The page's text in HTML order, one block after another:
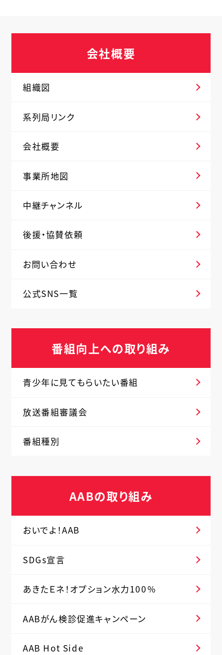
会社概要
組織図
系列局リンク
会社概要
事業所地図
中継チャンネル
後援・協賛依頼
お問い合わせ
公式SNS一覧
番組向上への取り組み
青少年に見てもらいたい番組
放送番組審議会
番組種別
AABの取り組み
おいでよ！AAB
SDGs宣言
あきたＥネ！オプション水力100％
AABがん検診促進キャンペーン
AAB Hot Side